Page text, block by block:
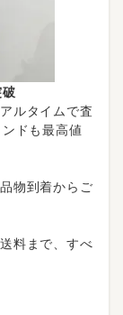
ルタイムで査
ドも最高値
物到着からご
料まで、すべ